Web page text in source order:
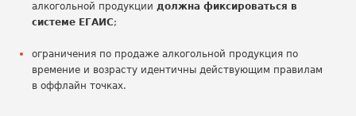
алкогольной продукции должна фиксироваться в
системе ЕГАИС;
ограничения по продаже алкогольной продукция по
времение и возрасту идентичны действующим правилам
в оффлайн точках.